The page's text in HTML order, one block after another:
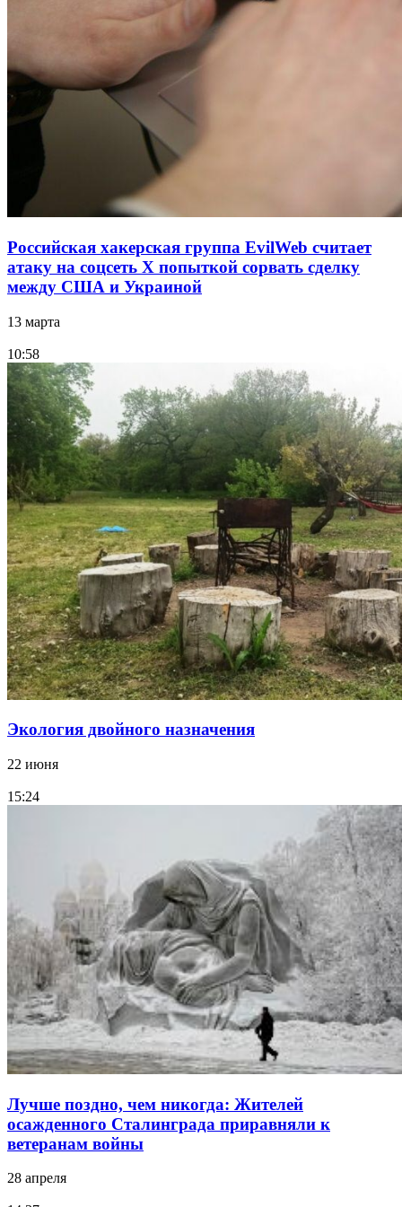
Российская хакерская группа EvilWeb считает
атаку на соцсеть Х попыткой сорвать сделку
между США и Украиной
13 марта
10:58
Экология двойного назначения
22 июня
15:24
Лучше поздно, чем никогда: Жителей
осажденного Сталинграда приравняли к
ветеранам войны
28 апреля